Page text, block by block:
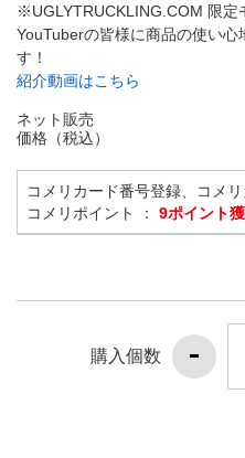
※UGLYTRUCKLING.COM 限定
YouTuberの皆様に商品の使い心
す！
紹介動画はこちら
ネット販売
価格（税込）
コメリカード番号登録、コメ
コメリポイント ： 9ポイント
購入個数